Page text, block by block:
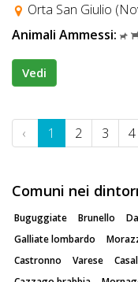
Orta San Giulio
Animali Ammessi:
Vedi
‹ 1 2 3 4
Comuni nei
Buguggiate Brunello
Galliate lombardo
Castronno
Varese